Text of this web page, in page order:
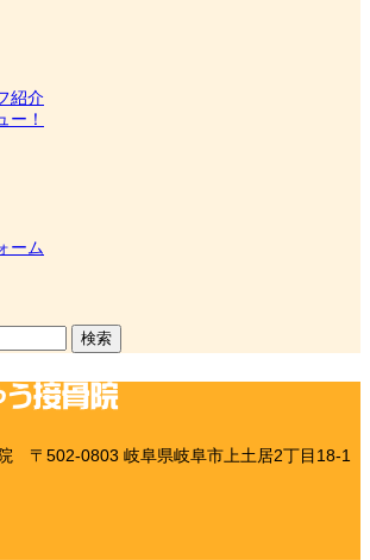
紹介
ー！
ーム
〒502-0803 岐阜県岐阜市上土居2丁目18-1